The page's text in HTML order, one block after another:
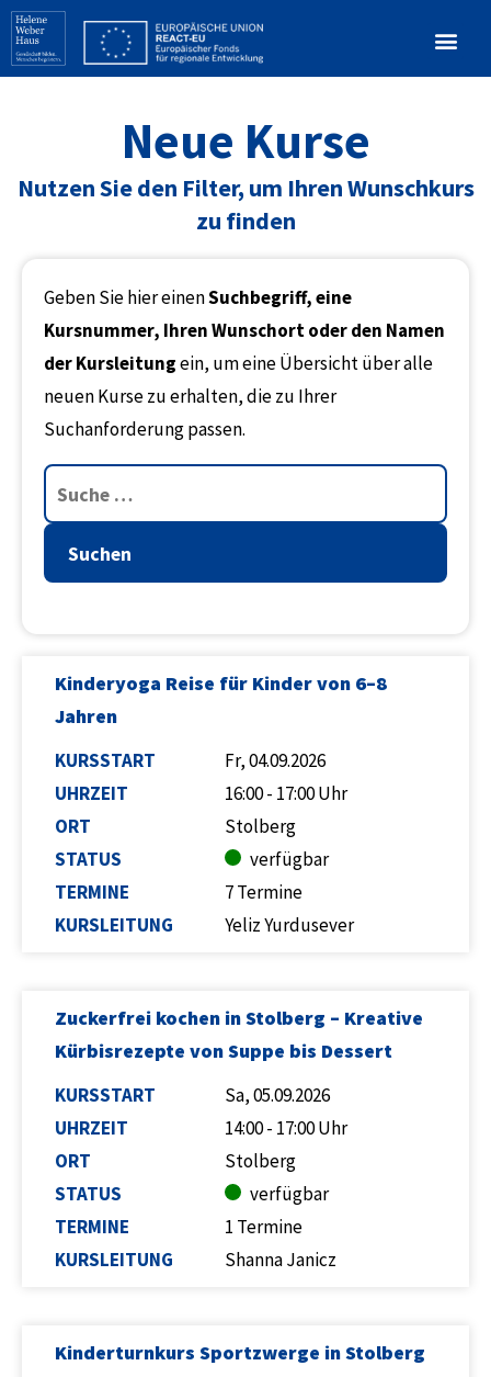
Neue Kurse
Nutzen Sie den Filter, um Ihren Wunschkurs
zu finden
Geben Sie hier einenSuchbegriff, eine
Kursnummer, Ihren Wunschort oder den Namen
der Kursleitungein, um eine Übersicht über alle
neuen Kurse zu erhalten, die zu Ihrer
Suchanforderung passen.
Suchen
Kinderyoga Reise für Kinder von 6–8
Jahren
KURSSTART
UHRZEIT
ORT
STATUS
TERMINE
KURSLEITUNG
Fr, 04.09.2026
16:00 - 17:00 Uhr
Stolberg
verfügbar
7 Termine
Yeliz Yurdusever
Zuckerfrei kochen in Stolberg – Kreative
Kürbisrezepte von Suppe bis Dessert
KURSSTART
UHRZEIT
ORT
STATUS
TERMINE
KURSLEITUNG
Sa, 05.09.2026
14:00 - 17:00 Uhr
Stolberg
verfügbar
1 Termine
Shanna Janicz
Kinderturnkurs Sportzwerge in Stolberg